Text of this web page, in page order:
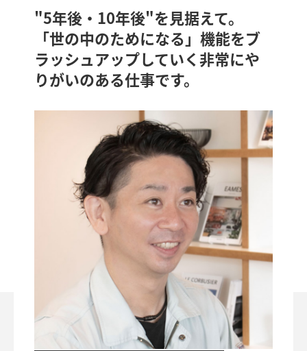
"5年後・10年後"を見据えて。
「世の中のためになる」機能をブ
ラッシュアップしていく非常にや
りがいのある仕事です。